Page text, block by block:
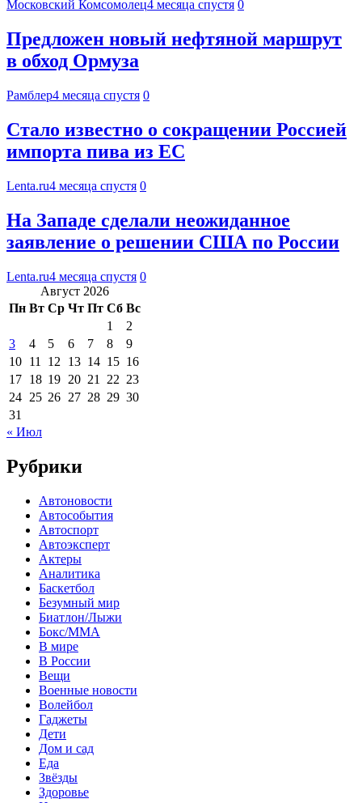
Московский Комсомолец4 месяца спустя 0
Предложен новый нефтяной маршрут
в обход Ормуза
Рамблер4 месяца спустя 0
Стало известно о сокращении Россией
импорта пива из ЕС
Lenta.ru4 месяца спустя 0
На Западе сделали неожиданное
заявление о решении США по России
Lenta.ru4 месяца спустя 0
Август 2026
Пн Вт Ср Чт Пт Сб Вс
1
2
3
4 5 6 7 8
9
10 11 12 13 14 15 16
17 18 19 20 21 22 23
24 25 26 27 28 29 30
31
« Июл
Рубрики
Автоновости
Автособытия
Автоспорт
Автоэксперт
Актеры
Аналитика
Баскетбол
Безумный мир
Биатлон/Лыжи
Бокс/MMA
В мире
В России
Вещи
Военные новости
Волейбол
Гаджеты
Дети
Дом и сад
Еда
Звёзды
Здоровье